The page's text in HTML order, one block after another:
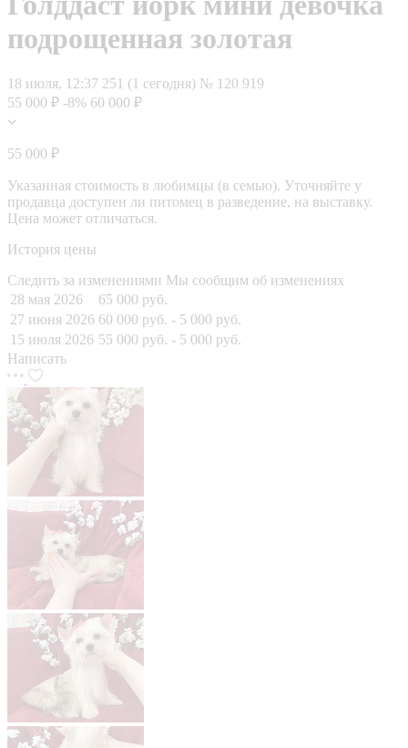
подрощенная золотая
18 июля, 12:37 251 (1 сегодня) № 120 919
55 000 ₽ -8% 60 000 ₽
55 000 ₽
Указанная стоимость в любимцы (в семью). Уточняйте у
продавца доступен ли питомец в разведение, на выставку.
Цена может отличаться.
История цены
Следить за изменениями Мы сообщим об изменениях
28 мая 2026
65 000 руб.
27 июня 2026 60 000 руб. - 5 000 руб.
15 июля 2026 55 000 руб. - 5 000 руб.
Написать